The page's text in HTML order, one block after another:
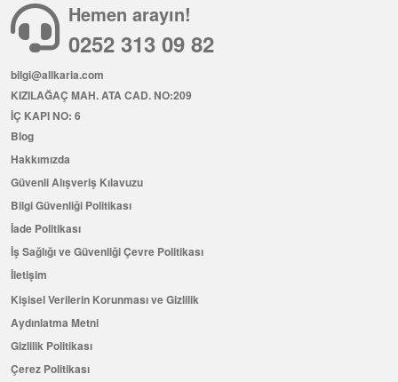
Hemen arayın!
0252 313 09 82
bilgi@allkaria.com
KIZILAĞAÇ MAH. ATA CAD. NO:209
İÇ KAPI NO: 6
Blog
Hakkımızda
Güvenli Alışveriş Kılavuzu
Bilgi Güvenliği Politikası
İade Politikası
İş Sağlığı ve Güvenliği Çevre Politikası
İletişim
Kişisel Verilerin Korunması ve Gizlilik
Aydınlatma Metni
Gizlilik Politikası
Çerez Politikası